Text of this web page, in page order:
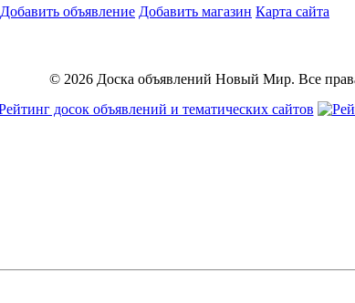
Добавить объявление Добавить магазин Карта сайта
© 2026 Доска объявлений Новый Мир. Все